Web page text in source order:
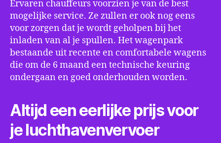
Ervaren chauffeurs voorzien je van de best
mogelijke service. Ze zullen er ook nog eens
voor zorgen dat je wordt geholpen bij het
inladen van al je spullen. Het wagenpark
bestaande uit recente en comfortabele wagens
die om de 6 maand een technische keuring
ondergaan en goed onderhouden worden.
Altijd een eerlijke prijs voor
je luchthavenvervoer